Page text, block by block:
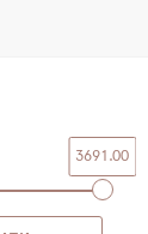
3691.00